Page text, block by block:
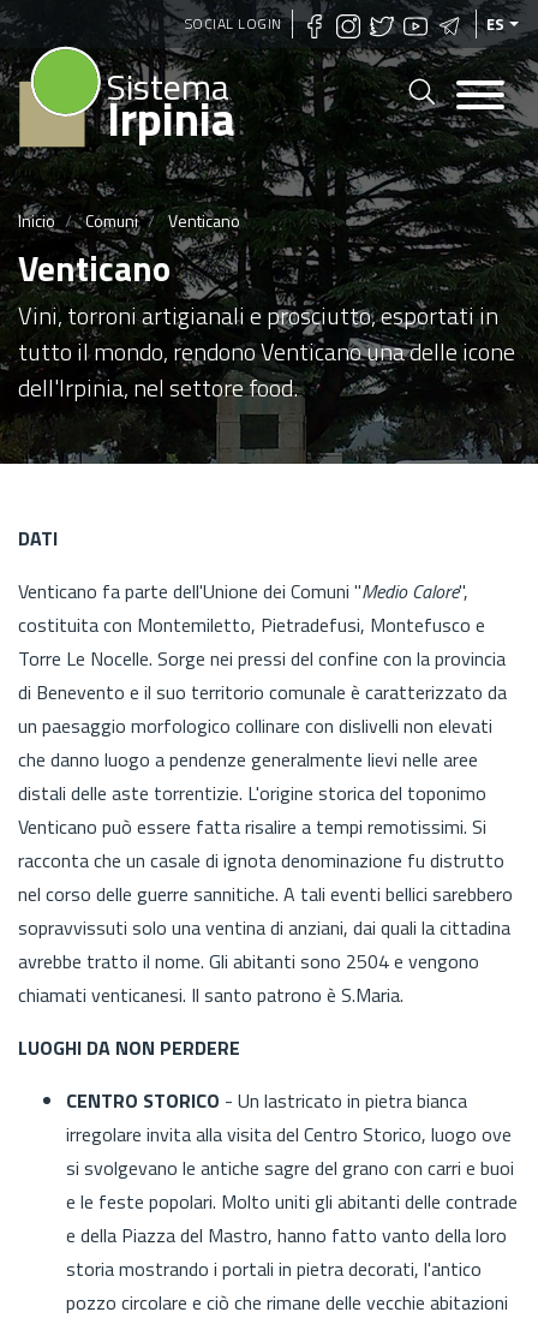
Pasar
al
contenido
principal
SOCIAL LOGIN ES
Sistema
Irpinia
Inicio Comuni Venticano
Venticano
Vini, torroni artigianali e prosciutto, esportati in
tutto il mondo, rendono Venticano una delle icone
dell'Irpinia, nel settore food.
DATI
Venticano fa parte dell'Unione dei Comuni "Medio Calore",
costituita con Montemiletto, Pietradefusi, Montefusco e
Torre Le Nocelle. Sorge nei pressi del confine con la provincia
di Benevento e il suo territorio comunale è caratterizzato da
un paesaggio morfologico collinare con dislivelli non elevati
che danno luogo a pendenze generalmente lievi nelle aree
distali delle aste torrentizie. L'origine storica del toponimo
Venticano può essere fatta risalire a tempi remotissimi. Si
racconta che un casale di ignota denominazione fu distrutto
nel corso delle guerre sannitiche. A tali eventi bellici sarebbero
sopravvissuti solo una ventina di anziani, dai quali la cittadina
avrebbe tratto il nome. Gli abitanti sono 2504 e vengono
chiamati venticanesi. Il santo patrono è S.Maria.
LUOGHI DA NON PERDERE
CENTRO STORICO - Un lastricato in pietra bianca
irregolare invita alla visita del Centro Storico, luogo ove
si svolgevano le antiche sagre del grano con carri e buoi
e le feste popolari. Molto uniti gli abitanti delle contrade
e della Piazza del Mastro, hanno fatto vanto della loro
storia mostrando i portali in pietra decorati, l'antico
pozzo circolare e ciò che rimane delle vecchie abitazioni